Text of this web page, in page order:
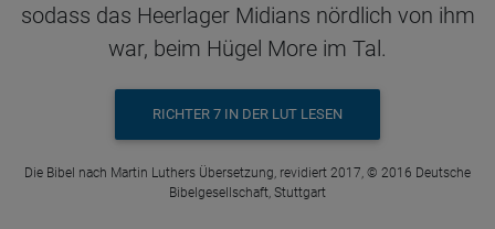
sodass das Heerlager Midians nördlich von ihm
war, beim Hügel More im Tal.
RICHTER 7 IN DER LUT LESEN
Die Bibel nach Martin Luthers Übersetzung, revidiert 2017, © 2016 Deutsche
Bibelgesellschaft, Stuttgart